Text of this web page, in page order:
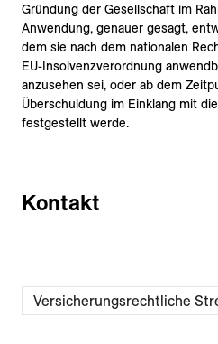
Gründung der Gesellschaft im
Anwendung, genauer gesagt,
dem sie nach dem nationalen
EU-Insolvenzverordnung
anzusehen sei, oder ab dem
Überschuldung im Einklang mit
festgestellt werde.
Kontakt
Versicherungsrechtliche